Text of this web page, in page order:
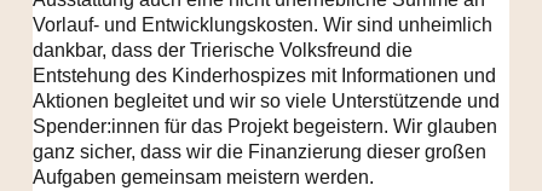
Vorlauf- und Entwicklungskosten. Wir sind unheimlich
dankbar, dass der Trierische Volksfreund die
Entstehung des Kinderhospizes mit Informationen und
Aktionen begleitet und wir so viele Unterstützende und
Spender:innen für das Projekt begeistern. Wir glauben
ganz sicher, dass wir die Finanzierung dieser großen
Aufgaben gemeinsam meistern werden.